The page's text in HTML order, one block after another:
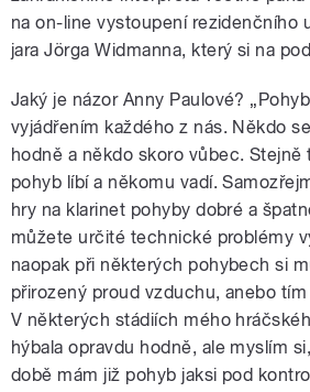
na on-line vystoupení rezidenčního
jara Jörga Widmanna, který si na
Jaký je názor Anny Paulové?
vyjádřením každého z nás. Někdo
hodně a někdo skoro vůbec. Stejně
pohyb líbí a někomu vadí.
hry na klarinet pohyby dobré a
můžete určité technické problémy
naopak při některých pohybech si
přirozený proud vzduchu, anebo
V některých stádiích mého
hýbala opravdu hodně, ale myslím
době mám již pohyb jaksi pod